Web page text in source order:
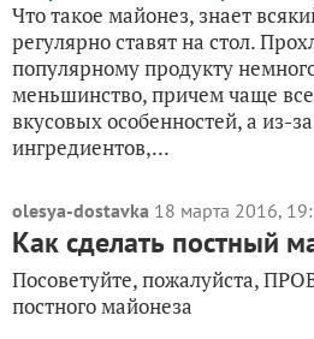
Что такое майонез, знает
регулярно ставят на стол.
популярному продукту
меньшинство, причем чаще
вкусовых особенностей, а из-
ингредиентов,...
olesya-dostavka 18 марта 2016,
Как сделать постный
Посоветуйте, пожалуйста,
постного майонеза